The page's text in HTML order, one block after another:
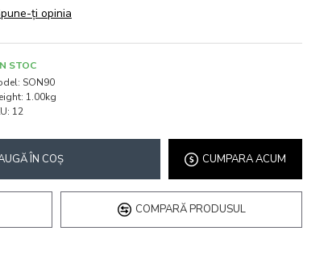
ţi opinia
STOC
SON90
1.00kg
12
ÎN COŞ CUMPARA ACUM
COMPARĂ PRODUSUL